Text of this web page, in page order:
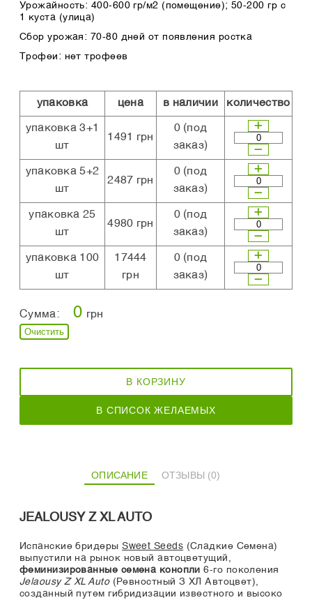
Урожайность: 400-600 гр/м2 (помещение); 50-200 гр с
1 куста (улица)
Сбор урожая: 70-80 дней от появления ростка
Трофеи: нет трофеев
упаковка цена в наличии количество
упаковка 3+1
шт
1491 грн
0(под
заказ)
упаковка 5+2
шт
2487 грн
0(под
заказ)
упаковка 25
шт
4980 грн
0(под
заказ)
упаковка 100
шт
17444
грн
0(под
заказ)
Сумма: 0 грн
Очистить
В КОРЗИНУ
В СПИСОК ЖЕЛАЕМЫХ
ОПИСАНИЕ ОТЗЫВЫ (0)
JEALOUSY Z XL AUTO
Испанские бридерыSweet Seeds (Сладкие Семена)
выпустили на рынок новый автоцветущий,
феминизированные семена конопли 6-го поколения
Jelaousy Z XL Auto(Ревностный З ХЛ Автоцвет),
созданный путем гибридизации известного и высоко